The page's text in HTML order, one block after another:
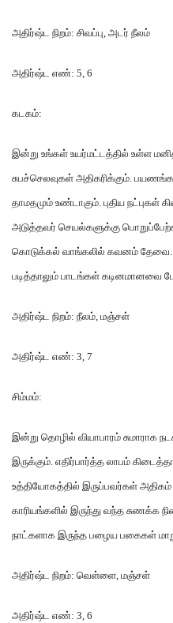
அதிர்ஷ்ட நிறம்: சிவப்பு, அடர் நீலம்
அதிர்ஷ்ட எண்: 5, 6
கடகம்:
இன்று உங்கள் உயர்மட்டத்தில் உள்ள
சுபச்செலவுகள் அதிகரிக்கும்.
தாமதமும் உண்டாகும். புதிய நட்புகள்
அடுத்தவர் செயல்களுக்கு
கொடுக்கல் வாங்கலில் கவனம் தேவை.
படித்தாலும் பாடங்கள் கடினமானவை
அதிர்ஷ்ட நிறம்: நீலம், மஞ்சள்
அதிர்ஷ்ட எண்: 3, 7
சிம்மம்:
இன்று தொழில் வியாபாரம் சுமாராக
இருக்கும். எதிர்பார்த்த லாபம்
உத்தியோகத்தில் இருப்பவர்கள்
காரியங்களில் இருந்து வந்த சுணக்க
நாட்களாக இருந்த பழைய பகைகள்
அதிர்ஷ்ட நிறம்: வெள்ளை, மஞ்சள்
அதிர்ஷ்ட எண்: 3, 6